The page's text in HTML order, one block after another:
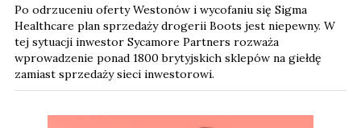
Po odrzuceniu oferty Westonów i wycofaniu się Sigma
Healthcare plan sprzedaży drogerii Boots jest niepewny. W
tej sytuacji inwestor Sycamore Partners rozważa
wprowadzenie ponad 1800 brytyjskich sklepów na giełdę
zamiast sprzedaży sieci inwestorowi.